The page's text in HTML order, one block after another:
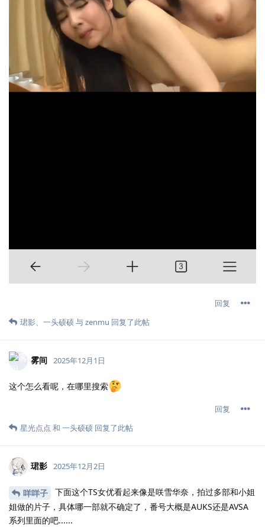
回复
珺影、 一头硕硕与zenmu 回复了此帖
雾间 2025年12月1日
这个怎么看呢，在哪里搜索
回复
星光点点 和 一头硕硕 回复了此帖
珺影 2025年12月2日
咩咩子
下面这个TS女优看起来像是咲雪华奈，拍过多部和小姐
姐做的片子，具体哪一部就不确定了，番号大概是AUKS还是AVSA
系列里面的吧......